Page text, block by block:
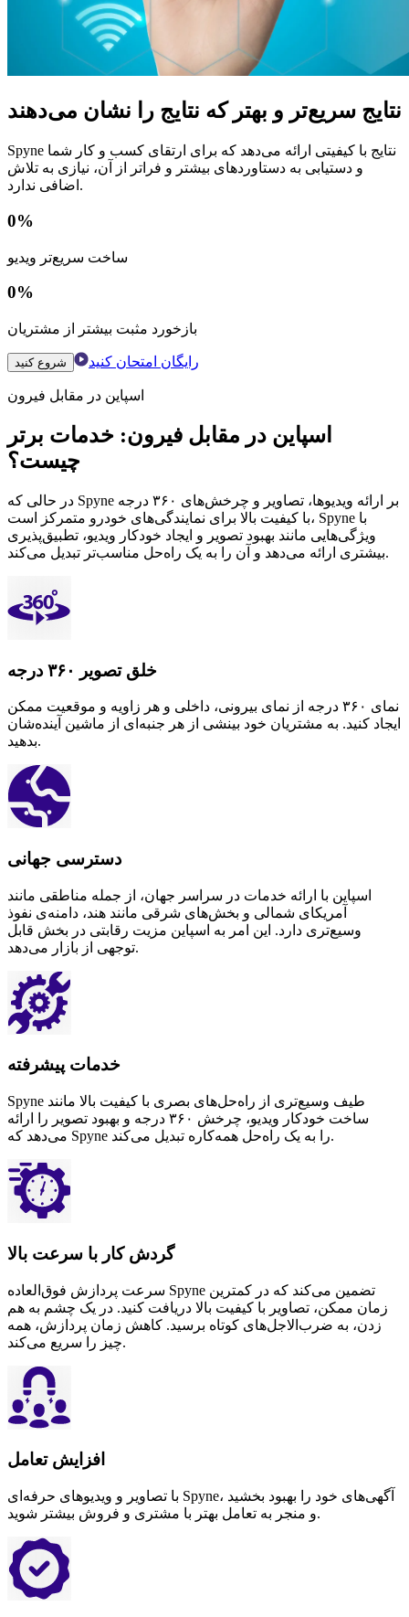
نتایج سریع‌تر و بهتر که نتایج را نشان می‌دهند
Spyne نتایج با کیفیتی ارائه می‌دهد که برای ارتقای کسب و کار شما
و دستیابی به دستاوردهای بیشتر و فراتر از آن، نیازی به تلاش
اضافی ندارد.
0%
ساخت سریع‌تر ویدیو
0%
بازخورد مثبت بیشتر از مشتریان
شروع کنید رایگان امتحان کنید
اسپاین در مقابل فیرون
اسپاین در مقابل فیرون: خدمات برتر
چیست؟
در حالی که Spyne بر ارائه ویدیوها، تصاویر و چرخش‌های ۳۶۰ درجه
با کیفیت بالا برای نمایندگی‌های خودرو متمرکز است، Spyne با
ویژگی‌هایی مانند بهبود تصویر و ایجاد خودکار ویدیو، تطبیق‌پذیری
بیشتری ارائه می‌دهد و آن را به یک راه‌حل مناسب‌تر تبدیل می‌کند.
خلق تصویر ۳۶۰ درجه
نمای ۳۶۰ درجه از نمای بیرونی، داخلی و هر زاویه و موقعیت ممکن
ایجاد کنید. به مشتریان خود بینشی از هر جنبه‌ای از ماشین آینده‌شان
بدهید.
دسترسی جهانی
اسپاین با ارائه خدمات در سراسر جهان، از جمله مناطقی مانند
آمریکای شمالی و بخش‌های شرقی مانند هند، دامنه‌ی نفوذ
وسیع‌تری دارد. این امر به اسپاین مزیت رقابتی در بخش قابل
توجهی از بازار می‌دهد.
خدمات پیشرفته
Spyne طیف وسیع‌تری از راه‌حل‌های بصری با کیفیت بالا مانند
ساخت خودکار ویدیو، چرخش ۳۶۰ درجه و بهبود تصویر را ارائه
می‌دهد که Spyne را به یک راه‌حل همه‌کاره تبدیل می‌کند.
گردش کار با سرعت بالا
سرعت پردازش فوق‌العاده Spyne تضمین می‌کند که در کمترین
زمان ممکن، تصاویر با کیفیت بالا دریافت کنید. در یک چشم به هم
زدن، به ضرب‌الاجل‌های کوتاه برسید. کاهش زمان پردازش، همه
چیز را سریع می‌کند.
افزایش تعامل
با تصاویر و ویدیوهای حرفه‌ای Spyne، آگهی‌های خود را بهبود بخشید
و منجر به تعامل بهتر با مشتری و فروش بیشتر شوید.